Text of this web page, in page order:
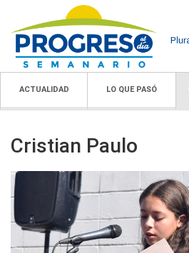
ACTUALIDAD LO QUE PASÓ
Cristian Paulo